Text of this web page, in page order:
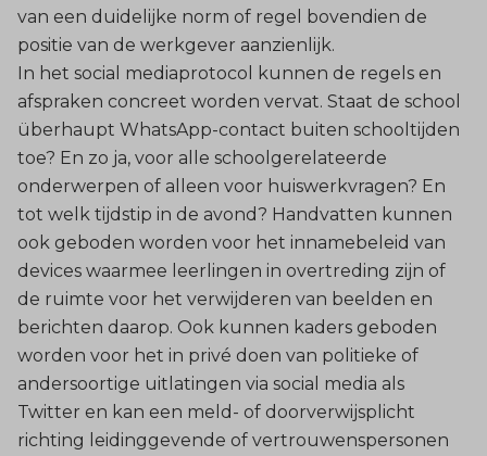
van een duidelijke norm of regel bovendien de
positie van de werkgever aanzienlijk.
In het social mediaprotocol kunnen de regels en
afspraken concreet worden vervat. Staat de school
überhaupt WhatsApp-contact buiten schooltijden
toe? En zo ja, voor alle schoolgerelateerde
onderwerpen of alleen voor huiswerkvragen? En
tot welk tijdstip in de avond? Handvatten kunnen
ook geboden worden voor het innamebeleid van
devices waarmee leerlingen in overtreding zijn of
de ruimte voor het verwijderen van beelden en
berichten daarop. Ook kunnen kaders geboden
worden voor het in privé doen van politieke of
andersoortige uitlatingen via social media als
Twitter en kan een meld- of doorverwijsplicht
richting leidinggevende of vertrouwenspersonen